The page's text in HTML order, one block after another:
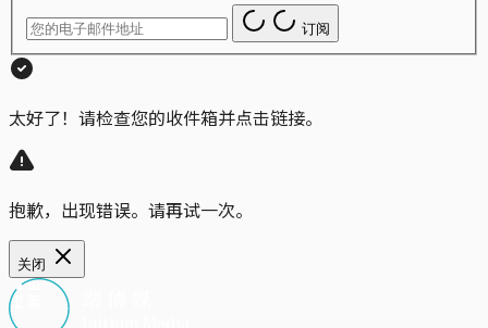
订阅
太好了！请检查您的收件箱并点击链接。
抱歉，出现错误。请再试一次。
关闭